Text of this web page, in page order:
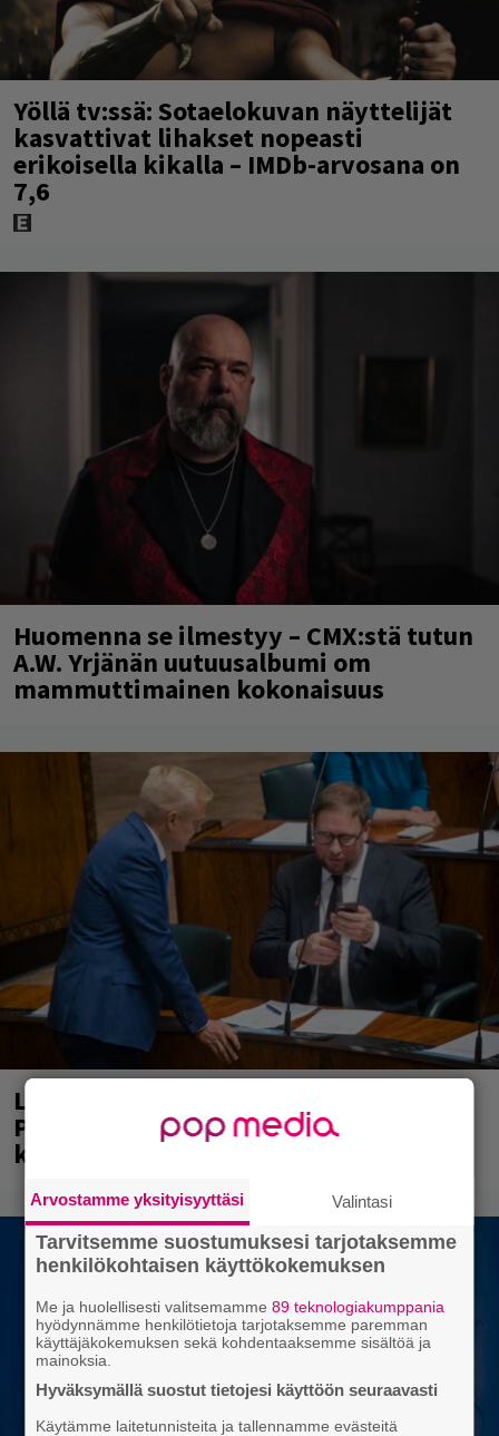
Yöllä tv:ssä: Sotaelokuvan näyttelijät
kasvattivat lihakset nopeasti
erikoisella kikalla – IMDb-arvosana on
7,6
Huomenna se ilmestyy – CMX:stä tutun
A.W. Yrjänän uutuusalbumi om
mammuttimainen kokonaisuus
Laittomasta graffitista kiinni jäänyt
Paavo Arhinmäki jälleen spraypullo
kädessä – näitä puolueita ei kiinnosta
Arvostamme yksityisyyttäsi Valintasi
Tarvitsemme suostumuksesi tarjotaksemme
henkilökohtaisen käyttökokemuksen
Me ja huolellisesti valitsemamme89 teknologiakumppania
hyödynnämme henkilötietoja tarjotaksemme paremman
käyttäjäkokemuksen sekä kohdentaaksemme sisältöä ja
mainoksia.
Hyväksymällä suostut tietojesi käyttöön seuraavasti
Käytämme laitetunnisteita ja tallennamme evästeitä